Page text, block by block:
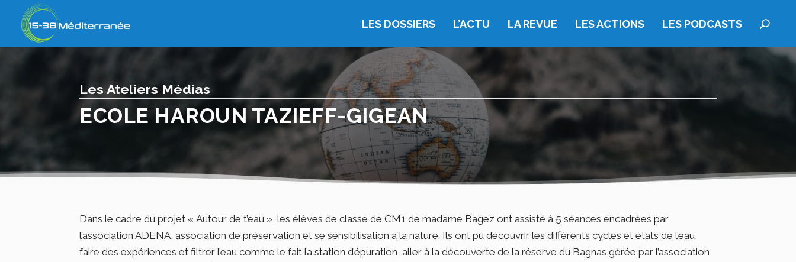
LES DOSSIERS L’ACTU LA REVUE LES ACTIONS LES PODCASTS
Les Ateliers Médias
ECOLE HAROUN TAZIEFF-GIGEAN
Dans le cadre du projet « Autour de t’eau », les élèves de classe de CM1 de madame Bagez ont assisté à 5 séances encadrées par
l’association ADENA, association de préservation et se sensibilisation à la nature. Ils ont pu découvrir les différents cycles et états de l’eau,
faire des expériences et filtrer l’eau comme le fait la station d’épuration, aller à la découverte de la réserve du Bagnas gérée par l’association